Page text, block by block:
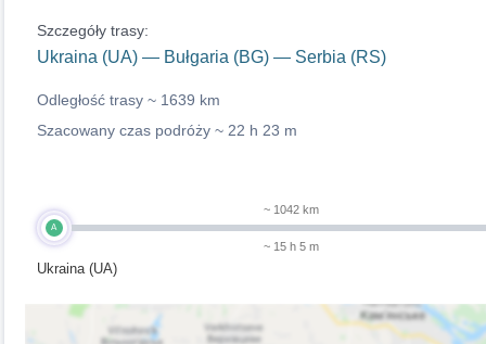
Szczegóły trasy:
Ukraina (UA) — Bułgaria (BG) — Serbia (RS)
Odległość trasy ~ 1639 km
Szacowany czas podróży ~ 22 h 23 m
A
Ukraina (UA)
~ 1042 km
~ 15 h 5 m